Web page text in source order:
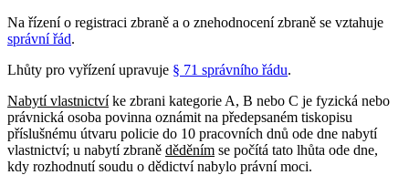
Na řízení o registraci zbraně a o znehodnocení zbraně se vztahuje
správní řád.
Lhůty pro vyřízení upravuje § 71 správního řádu.
Nabytí vlastnictvíke zbrani kategorie A, B nebo C je fyzická nebo
právnická osoba povinna oznámit na předepsaném tiskopisu
příslušnému útvaru policie do 10 pracovních dnů ode dne nabytí
vlastnictví; u nabytí zbraně děděním se počítá tato lhůta ode dne,
kdy rozhodnutí soudu o dědictví nabylo právní moci.